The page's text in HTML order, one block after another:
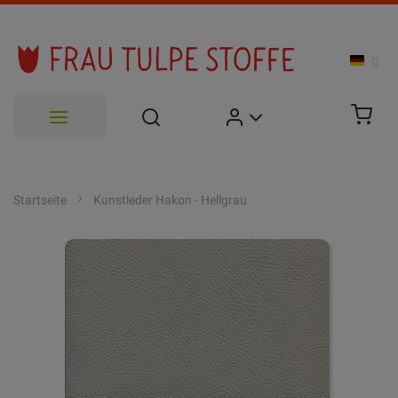
Startseite Kunstleder Hakon - Hellgrau